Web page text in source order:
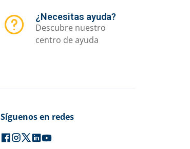
¿Necesitas ayuda?
Descubre nuestro
centro de ayuda
Síguenos en redes